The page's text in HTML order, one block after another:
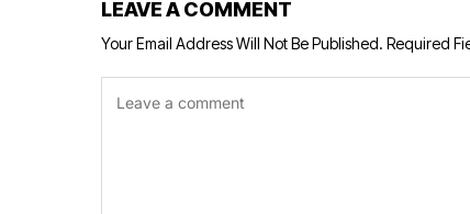
LEAVE A COMMENT
Your Email Address Will Not Be Published. Required